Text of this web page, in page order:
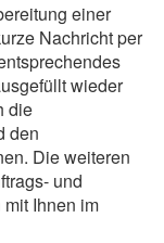
einer
Nachricht per
wieder
die
den
Die weiteren
und
Ihnen im